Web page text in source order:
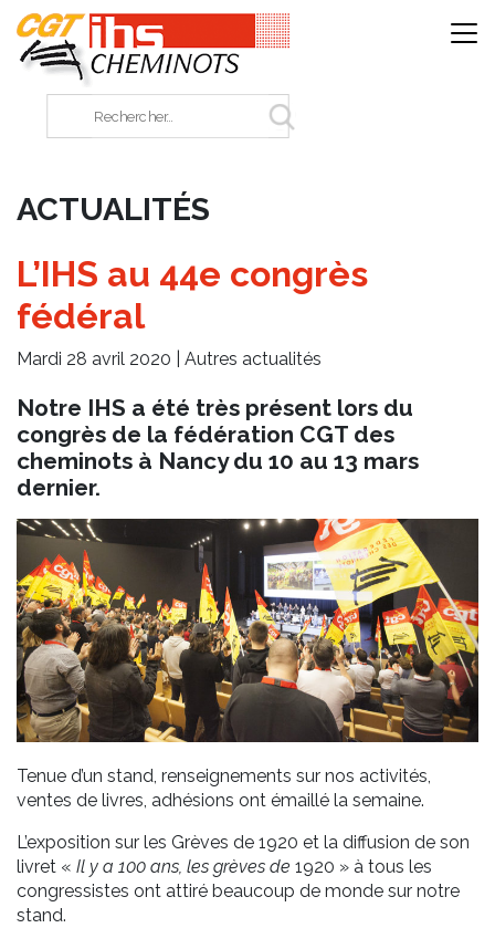
ACTUALITÉS
L’IHS au 44e congrès
fédéral
Mardi 28 avril 2020 | Autres actualités
Notre IHS a été très présent lors du
congrès de la fédération CGT des
cheminots à Nancy du 10 au 13 mars
dernier.
Tenue d’un stand, renseignements sur nos activités,
ventes de livres, adhésions ont émaillé la semaine.
L’exposition sur les Grèves de 1920 et la diffusion de son
livret « Il y a 100 ans, les grèves de 1920 » à tous les
congressistes ont attiré beaucoup de monde sur notre
stand.
Panneau de gestion des cookies